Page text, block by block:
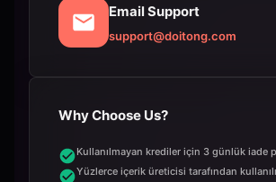
Email Support
support@doitong.com
Why Choose Us?
Kullanılmayan krediler için 3 günlük iade
Yüzlerce içerik üreticisi tarafından